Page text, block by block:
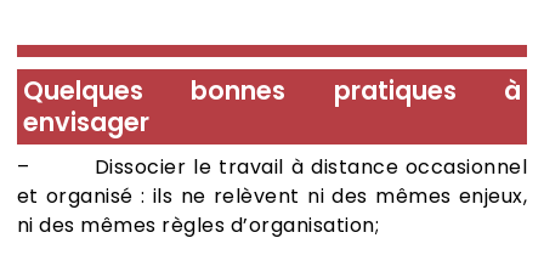
Quelques bonnes pratiques à
envisager
– Dissocier le travail à distance occasionnel
et organisé : ils ne relèvent ni des mêmes enjeux,
ni des mêmes règles d’organisation;